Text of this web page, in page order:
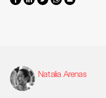
Natalia Arenas